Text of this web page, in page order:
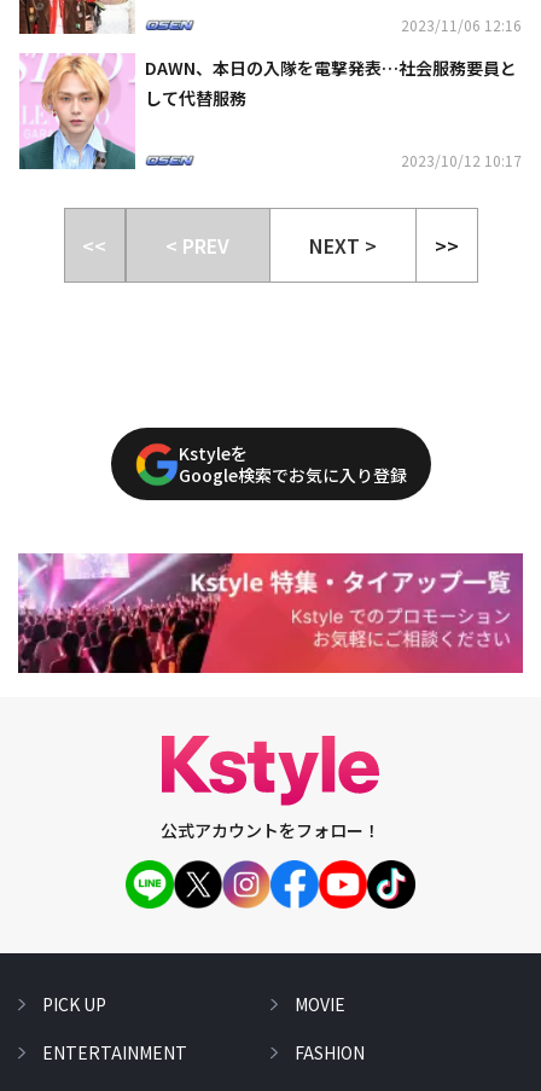
2023/11/06 12:16
DAWN、本日の入隊を電撃発表…社会服務要員と
して代替服務
2023/10/12 10:17
<< < PREV NEXT > >>
Kstyleを
Google検索でお気に入り登録
公式アカウントをフォロー！
PICK UP
ENTERTAINMENT
MOVIE
FASHION